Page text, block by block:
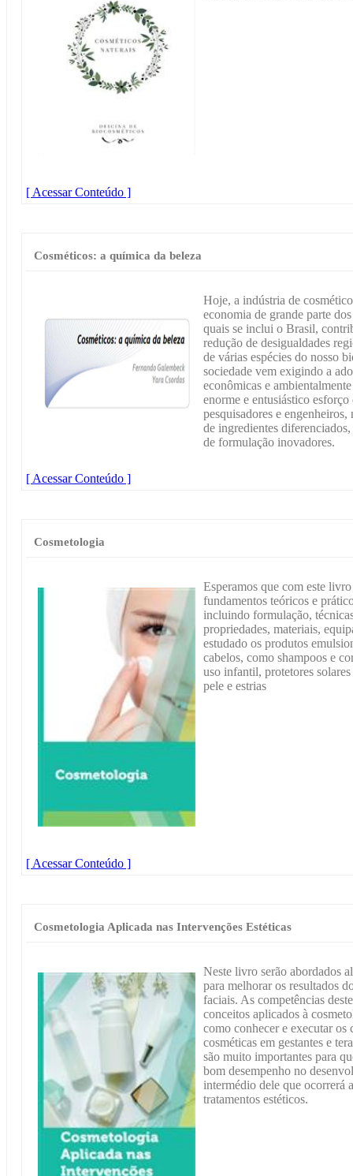
[ Acessar Conteúdo ]
Cosméticos: a química da beleza
Hoje, a indústria de
economia de grande parte
quais se inclui o Brasil,
redução de desigualdades
de várias espécies do nosso
sociedade vem exigindo a
econômicas e
enorme e entusiástico esforço
pesquisadores e
de ingredientes
de formulação inovadores.
[ Acessar Conteúdo ]
Cosmetologia
Esperamos que com este
fundamentos teóricos e
incluindo formulação,
propriedades, materiais,
estudado os produtos
cabelos, como shampoos e
uso infantil, protetores
pele e estrias
[ Acessar Conteúdo ]
Cosmetologia Aplicada nas Intervenções Estéticas
Neste livro serão abordados
para melhorar os resultados
faciais. As competências
conceitos aplicados à
como conhecer e executar os
cosméticas em gestantes e
são muito importantes para
bom desempenho no
intermédio dele que ocorrerá
tratamentos estéticos.